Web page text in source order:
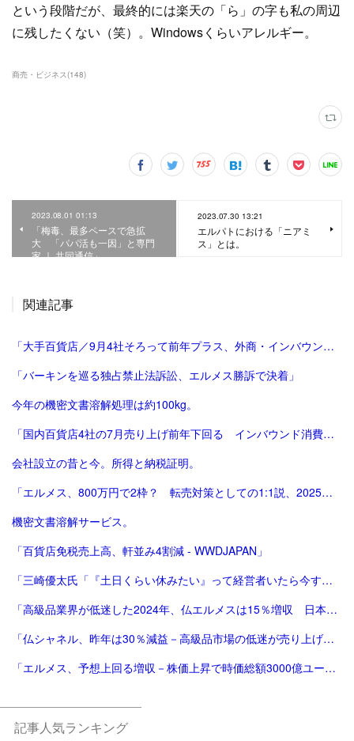
という段階だが、最終的には楽天の「ら」の字も私の周辺
に残したくない（笑）。Windowsくらいアレルギー。
商売・ビジネス(148)
2023.08.01 01:13
「梅毒、最多ペースで急拡
大 「パパ活も一因」と専門
家 ｜ 共同通信」
2023.07.30 13:21
エルパトにおける「ニアミ
ス」とは。
関連記事
「大手百貨店／9月4社そろって前年プラス、外商・インバウンド好調 | 流通ニュース」
「バーキンを巡る独占禁止法訴訟、エルメス勝訴で決着」
今年の機密文書溶解処理は約100kg。
「国内百貨店4社の7月売り上げ前年下回る インバウンド消費減で | ロイター」
会社設立の昔と今。所得と納税証明。
「エルメス、800万円で2枠？ 転売対策としての1:1説、2025年版。ほぼ完結（？）編。」
機密文書溶解サービス。
「百貨店免税売上高、軒並み4割減 - WWDJAPAN」
「三崎優太氏「『土日くらい休みたい』って経営者いたら今すぐ会社畳んだ方がいい」痛烈指摘に反響 - 芸能 : 日刊スポーツ」
「高級品業界が低迷した2024年、仏エルメスは15％増収 日本が成長をけん引 | Forbes」
「仏シャネル、昨年は30％減益－高級品市場の低迷が売り上げ直撃 - Bloomberg」
「エルメス、予想上回る増収－株価上昇で時価総額3000億ユーロ超 - Bloomberg」
記事人気ランキング